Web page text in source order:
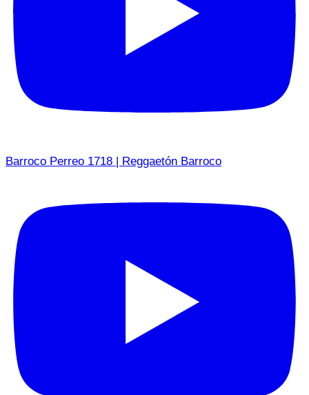
Barroco Perreo 1718 | Reggaetón Barroco